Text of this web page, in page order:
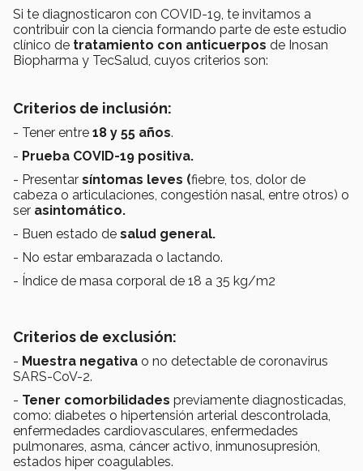
Si te diagnosticaron con COVID-19, te invitamos a
contribuir con la ciencia formando parte de este estudio
clínico de tratamiento con anticuerpos de Inosan
Biopharma y TecSalud, cuyos criterios son:
Criterios de inclusión:
- Tener entre 18 y 55 años.
- Prueba COVID-19 positiva.
- Presentar síntomas leves (fiebre, tos, dolor de
cabeza o articulaciones, congestión nasal, entre otros) o
ser asintomático.
- Buen estado de salud general.
- No estar embarazada o lactando.
- Índice de masa corporal de 18 a 35 kg/m2
Criterios de exclusión:
- Muestra negativa o no detectable de coronavirus
SARS-CoV-2.
- Tener comorbilidades previamente diagnosticadas,
como: diabetes o hipertensión arterial descontrolada,
enfermedades cardiovasculares, enfermedades
pulmonares, asma, cáncer activo, inmunosupresión,
estados hiper coagulables.